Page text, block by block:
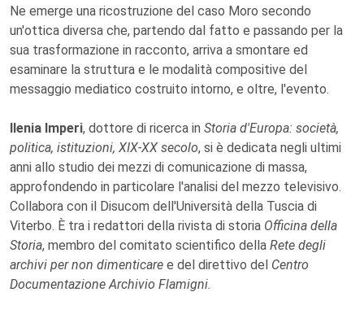
Ne emerge una ricostruzione del caso Moro secondo
un'ottica diversa che, partendo dal fatto e passando per la
sua trasformazione in racconto, arriva a smontare ed
esaminare la struttura e le modalità compositive del
messaggio mediatico costruito intorno, e oltre, l'evento.
Ilenia Imperi, dottore di ricerca in Storia d'Europa: società,
politica, istituzioni, XIX-XX secolo, si è dedicata negli ultimi
anni allo studio dei mezzi di comunicazione di massa,
approfondendo in particolare l'analisi del mezzo televisivo.
Collabora con il Disucom dell'Università della Tuscia di
Viterbo. È tra i redattori della rivista di storia Officina della
Storia, membro del comitato scientifico della Rete degli
archivi per non dimenticare e del direttivo del Centro
Documentazione Archivio Flamigni.